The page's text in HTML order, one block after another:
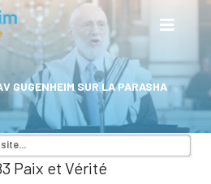
GUGENHEIM SUR LA PARASHA
Paix et Vérité